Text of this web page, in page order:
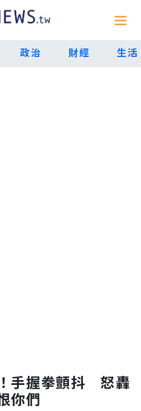
政治 財經 生活
手握拳顫抖 怒轟
你們